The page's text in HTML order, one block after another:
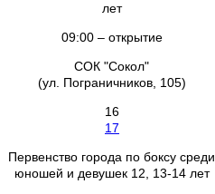
лет
09:00 – открытие
СОК "Сокол"
(ул. Пограничников, 105)
16
17
Первенство города по боксу среди
юношей и девушек 12, 13-14 лет